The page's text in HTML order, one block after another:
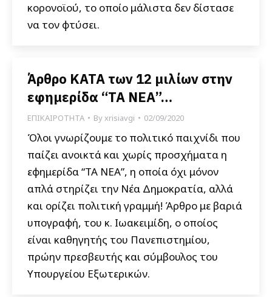
κορονοϊού, το οποίο μάλιστα δεν δίστασε
να τον φτύσει.
Άρθρο ΚΑΤΑ των 12 μιλίων στην
εφημερίδα “ΤΑ ΝΕΑ”…
ΕΠΙΚΑΙΡΟΤΗΤΑ Byxrisiavgi 02/09/2020
Όλοι γνωρίζουμε το πολιτικό παιχνίδι που
παίζει ανοικτά και χωρίς προσχήματα η
εφημερίδα “ΤΑ ΝΕΑ”, η οποία όχι μόνον
απλά στηρίζει την Νέα Δημοκρατία, αλλά
και ορίζει πολιτική γραμμή! Άρθρο με βαριά
υπογραφή, του κ. Ιωακειμίδη, ο οποίος
είναι καθηγητής του Πανεπιστημίου,
πρώην πρεσβευτής και σύμβουλος του
Υπουργείου Εξωτερικών.